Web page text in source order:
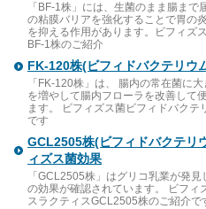
「BF-1株」には、生菌のまま腸ま
の粘膜バリアを強化することで胃の
を抑える作用があります。ビフィズ
BF-1株のご紹介
FK-120株(ビフィドバクテリウ
「FK-120株」は、 腸内の常在菌に
を増やして腸内フローラを改善して
ます。 ビフィズス菌ビフィドバク
です
GCL2505株(ビフィドバクテリ
ィズス菌効果
「GCL2505株」はグリコ乳業が発
の効果が確認されています。 ビフィ
スラクティスGCL2505株のご紹介で